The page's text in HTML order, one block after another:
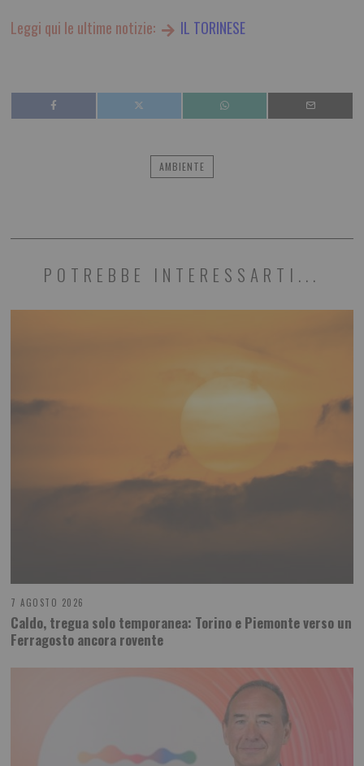
Leggi qui le ultime notizie: IL TORINESE
AMBIENTE
POTREBBE INTERESSARTI...
7 AGOSTO 2026
Caldo, tregua solo temporanea: Torino e Piemonte verso un
Ferragosto ancora rovente